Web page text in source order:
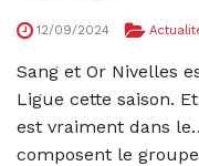
12/09/2024
Sang et Or Nivelles
Ligue cette saison.
est vraiment dans
composent le